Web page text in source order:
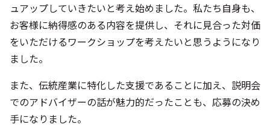
ュアップしていきたいと考え始めました。私たち自身も、
お客様に納得感のある内容を提供し、それに見合った対価
をいただけるワークショップを考えたいと思うようになり
ました。
また、伝統産業に特化した支援であることに加え、説明会
でのアドバイザーの話が魅力的だったことも、応募の決め
手になりました。